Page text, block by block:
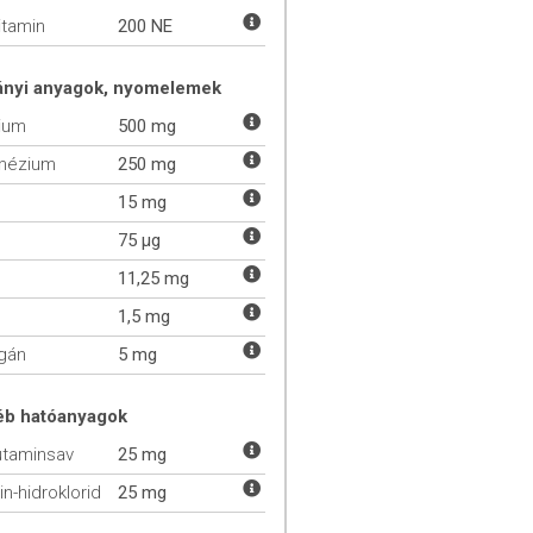
200 NE
anyagok, nyomelemek
500 mg
250 mg
15 mg
75 µg
11,25 mg
1,5 mg
5 mg
hatóanyagok
25 mg
hidroklorid
25 mg